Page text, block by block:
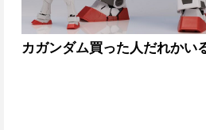
カガンダム買った人だれかい